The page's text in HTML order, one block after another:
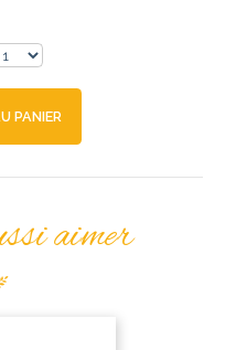
PANIER
aimer